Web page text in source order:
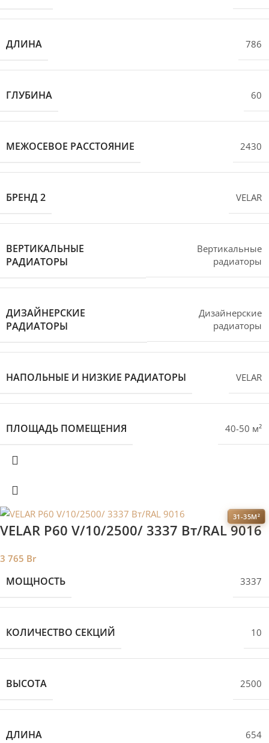
ДЛИНА 786
ГЛУБИНА 60
МЕЖОСЕВОЕ РАССТОЯНИЕ 2430
БРЕНД 2 VELAR
ВЕРТИКАЛЬНЫЕ
РАДИАТОРЫ
Вертикальные
радиаторы
ДИЗАЙНЕРСКИЕ
РАДИАТОРЫ
Дизайнерские
радиаторы
НАПОЛЬНЫЕ И НИЗКИЕ РАДИАТОРЫ VELAR
ПЛОЩАДЬ ПОМЕЩЕНИЯ 40-50 м²
31-35М²
VELAR P60 V/10/2500/ 3337 Bт/RAL 9016
3 765 Br
МОЩНОСТЬ 3337
КОЛИЧЕСТВО СЕКЦИЙ 10
ВЫСОТА 2500
ДЛИНА 654